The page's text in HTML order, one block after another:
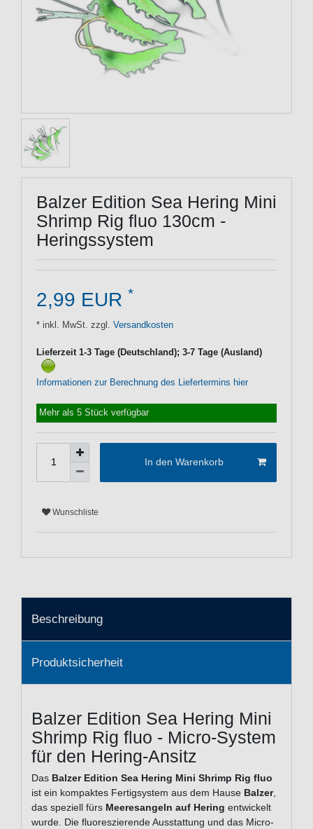
Balzer Edition Sea Hering Mini
Shrimp Rig fluo 130cm -
Heringssystem
2,99 EUR *
* inkl. MwSt. zzgl. Versandkosten
Lieferzeit 1-3 Tage (Deutschland); 3-7 Tage (Ausland)
Informationen zur Berechnung des Liefertermins hier
Mehr als 5 Stück verfügbar
In den Warenkorb
Wunschliste
Beschreibung
Produktsicherheit
Balzer Edition Sea Hering Mini
Shrimp Rig fluo - Micro-System
für den Hering-Ansitz
Das Balzer Edition Sea Hering Mini Shrimp Rig fluo
ist ein kompaktes Fertigsystem aus dem Hause Balzer,
das speziell fürs Meeresangeln auf Hering entwickelt
wurde. Die fluoreszierende Ausstattung und das Micro-